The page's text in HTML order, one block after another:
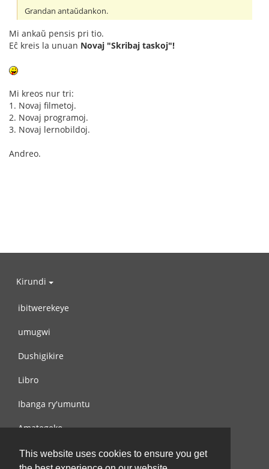
This website uses cookies to ensure you get
Grandan antaŭdankon.
Mi ankaŭ pensis pri tio.
Eĉ kreis la unuan Novaj "Skribaj taskoj"!
Mi kreos nur tri:
1. Novaj filmetoj.
2. Novaj programoj.
3. Novaj lernobildoj.
Andreo.
Kirundi
ibitwerekeye
umugwi
Dushigikire
Libro
Ibanga ry'umuntu
Amategeko
Turondere